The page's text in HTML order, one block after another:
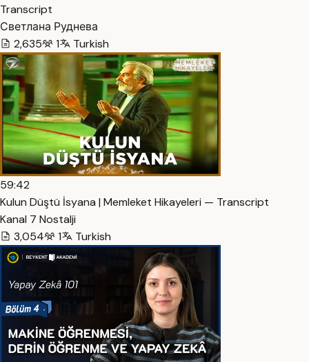
Transcript
Светлана Руднева
2,635
1 Turkish
59:42
Kulun Düştü İsyana | Memleket Hikayeleri — Transcript
Kanal 7 Nostalji
3,054
1 Turkish